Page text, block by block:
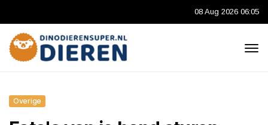
08 Aug 2026 06:05
Overige